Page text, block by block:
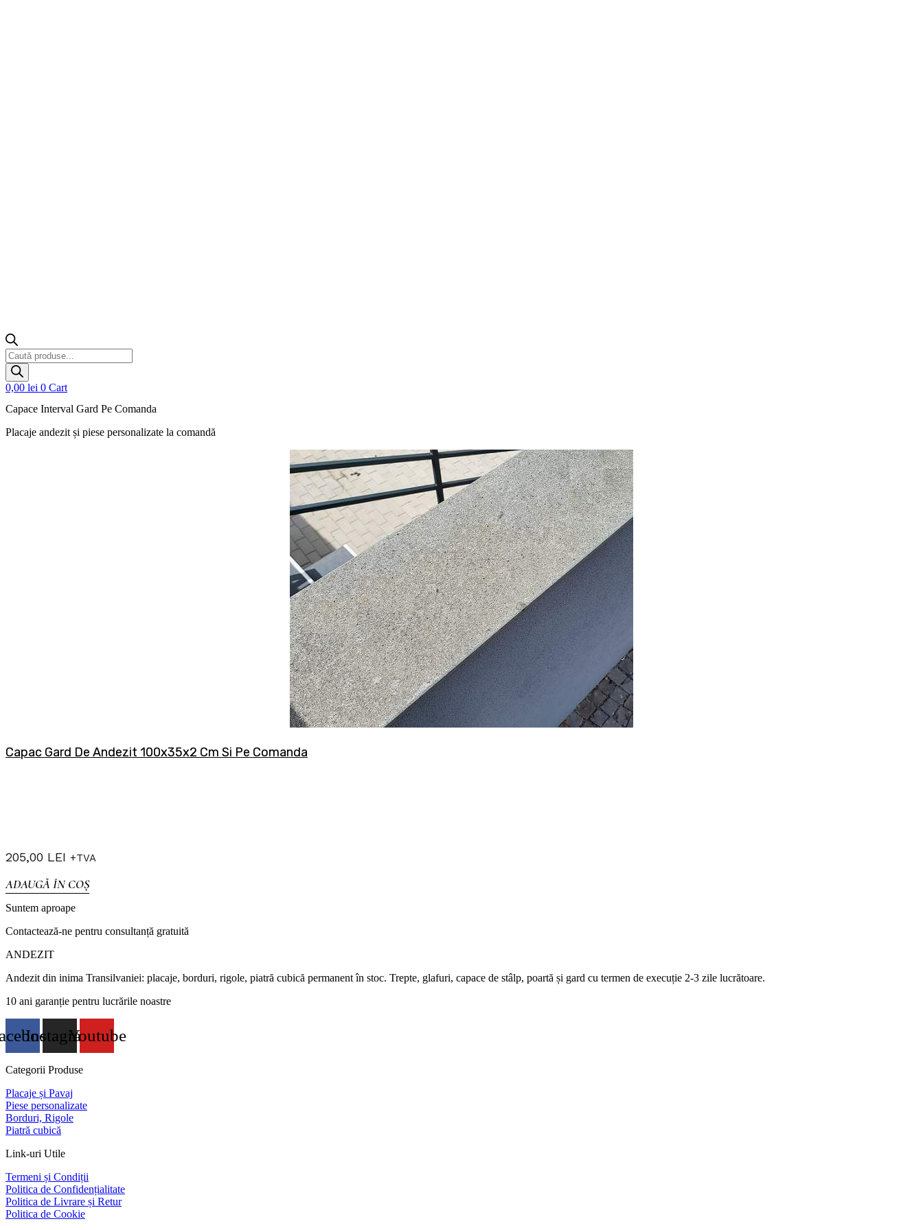
Products
search
0,00 lei 0 Cart
Capace Interval Gard Pe Comanda
Placaje andezit și piese personalizate la comandă
Capac Gard De Andezit 100x35x2 Cm Si Pe Comanda
205,00 LEI +TVA
ADAUGĂ ÎN COȘ
Suntem aproape
Contactează-ne pentru consultanță gratuită
ANDEZIT
Andezit din inima Transilvaniei: placaje, borduri, rigole, piatră cubică permanent în stoc. Trepte, glafuri, capace de stâlp, poartă și gard cu termen de execuție 2-3 zile lucrătoare.
10 ani garanție pentru lucrările noastre
InstagramYoutube
Categorii Produse
Placaje și Pavaj
Piese personalizate
Borduri, Rigole
Piatră cubică
Link-uri Utile
Termeni și Condiții
Politica de Confidențialitate
Politica de Livrare și Retur
Politica de Cookie